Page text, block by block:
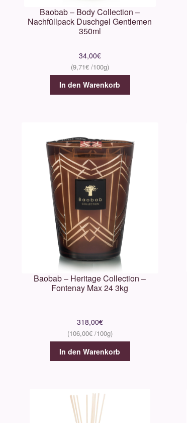
Baobab – Body Collection –
Nachfüllpack Duschgel Gentlemen
350ml
34,00€
9,71€
In den Warenkorb
Baobab – Heritage Collection –
Fontenay Max 24 3kg
318,00€
106,00€
In den Warenkorb